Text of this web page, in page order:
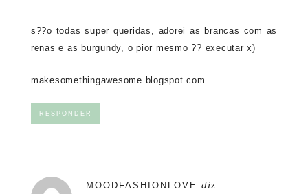
s??o todas super queridas, adorei as brancas com as
renas e as burgundy, o pior mesmo ?? executar x)
makesomethingawesome.blogspot.com
RESPONDER
MOODFASHIONLOVE diz